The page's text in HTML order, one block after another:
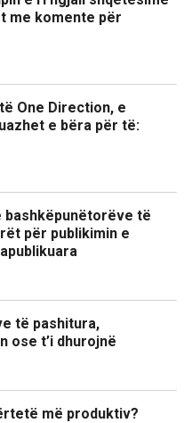
me komente për
One Direction, e
e bëra për të:
bashkëpunëtorëve të
për publikimin e
të pashitura,
ose t’i dhurojnë
më produktiv?